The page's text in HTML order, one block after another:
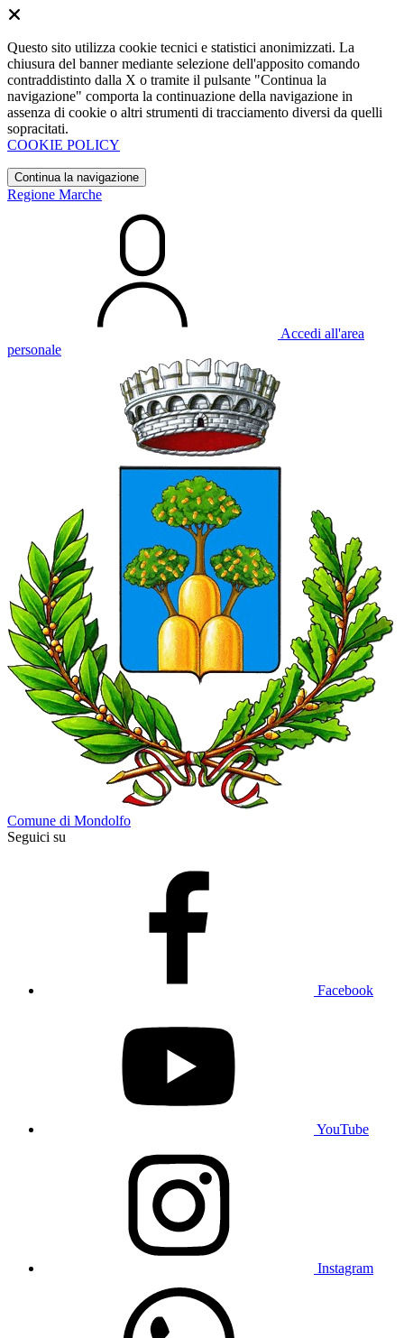
Questo sito utilizza cookie tecnici e statistici anonimizzati. La
chiusura del banner mediante selezione dell'apposito comando
contraddistinto dalla X o tramite il pulsante "Continua la
navigazione" comporta la continuazione della navigazione in
assenza di cookie o altri strumenti di tracciamento diversi da quelli
sopracitati.
COOKIE POLICY
Continua la navigazione
Regione Marche
Accedi all'area
personale
Comune di Mondolfo
Seguici su
Facebook
YouTube
Instagram